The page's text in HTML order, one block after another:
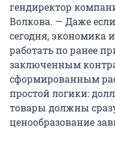
гендиректор
Волкова. — Даже
сегодня, экономика
работать по ранее
заключенным
сформированным
простой логики:
товары должны
ценообразование